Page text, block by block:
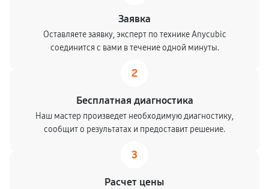
Заявка
Оставляете заявку, эксперт по технике Anycubic
соединится с вами в течение одной минуты.
2
Бесплатная диагностика
Наш мастер произведет необходимую диагностику,
сообщит о результатах и предоставит решение.
3
Расчет цены